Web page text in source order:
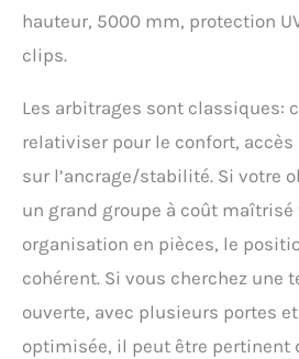
hauteur, 5000 mm, protection
clips.
Les arbitrages sont classiques:
relativiser pour le confort,
sur l’ancrage/stabilité. Si votre
un grand groupe à coût
organisation en pièces, le
cohérent. Si vous cherchez une
ouverte, avec plusieurs portes
optimisée, il peut être pertinent